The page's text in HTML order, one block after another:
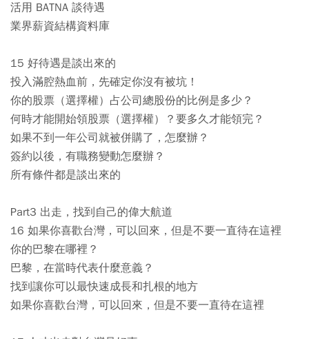
活用 BATNA 談待遇
業界薪資結構資料庫
15 好待遇是談出來的
投入滿腔熱血前，先確定你沒有被坑！
你的股票（選擇權）占公司總股份的比例是多少？
何時才能開始領股票（選擇權）？要多久才能領完？
如果不到一年公司就被併購了，怎麼辦？
簽約以後，有職務變動怎麼辦？
所有條件都是談出來的
Part3 出走，找到自己的偉大航道
16 如果你喜歡台灣，可以回來，但是不要一直待在這裡
你的巴黎在哪裡？
巴黎，在當時代表什麼意義？
找到讓你可以最快速成長和扎根的地方
如果你喜歡台灣，可以回來，但是不要一直待在這裡